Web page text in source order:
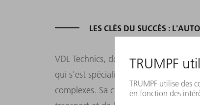
LES CLÉS DU SUCCÈS :
VDL Technics, dont le siège est situé à
qui s'est spécialisée dans la
complexes. Sa clientèle se compose